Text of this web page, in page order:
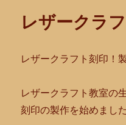
ー
レザークラ
レザークラフト刻印！
レザークラフト教室の
刻印の製作を始めました